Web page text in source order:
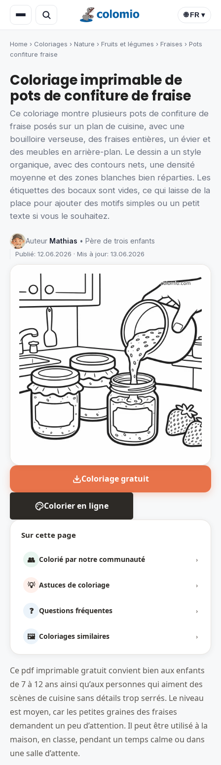
🌐 FR ▾
Home › Coloriages › Nature › Fruits et légumes › Fraises › Pots
confiture fraise
Coloriage imprimable de
pots de confiture de fraise
Ce coloriage montre plusieurs pots de confiture de
fraise posés sur un plan de cuisine, avec une
bouilloire verseuse, des fraises entières, un évier et
des meubles en arrière-plan. Le dessin a un style
organique, avec des contours nets, une densité
moyenne et des zones blanches bien réparties. Les
étiquettes des bocaux sont vides, ce qui laisse de la
place pour ajouter des motifs simples ou un petit
texte si vous le souhaitez.
Auteur Mathias • Père de trois enfants
Publié: 12.06.2026 · Mis à jour: 13.06.2026
Sur cette page
👥 Colorié par notre communauté ›
💡 Astuces de coloriage ›
❓ Questions fréquentes ›
🖼️ Coloriages similaires ›
Coloriage gratuit
Colorier en ligne
Ce pdf imprimable gratuit convient bien aux enfants
de 7 à 12 ans ainsi qu’aux personnes qui aiment des
scènes de cuisine sans détails trop serrés. Le niveau
est moyen, car les petites graines des fraises
demandent un peu d’attention. Il peut être utilisé à la
maison, en classe, pendant un temps calme ou dans
une salle d’attente.